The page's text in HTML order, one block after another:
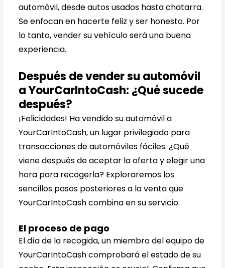
automóvil, desde autos usados hasta chatarra.
Se enfocan en hacerte feliz y ser honesto. Por
lo tanto, vender su vehículo será una buena
experiencia.
Después de vender su automóvil
a YourCarIntoCash: ¿Qué sucede
después?
¡Felicidades! Ha vendido su automóvil a
YourCarIntoCash, un lugar privilegiado para
transacciones de automóviles fáciles. ¿Qué
viene después de aceptar la oferta y elegir una
hora para recogerla? Exploraremos los
sencillos pasos posteriores a la venta que
YourCarIntoCash combina en su servicio.
El proceso de pago
El día de la recogida, un miembro del equipo de
YourCarIntoCash comprobará el estado de su